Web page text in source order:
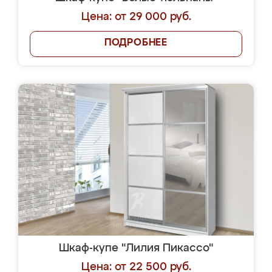
Цена: от 29 000 руб.
ПОДРОБНЕЕ
Шкаф-купе "Лилия Пикассо"
Цена: от 22 500 руб.